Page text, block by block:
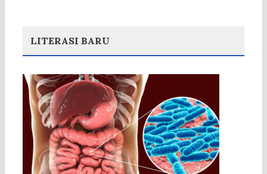
LITERASI BARU